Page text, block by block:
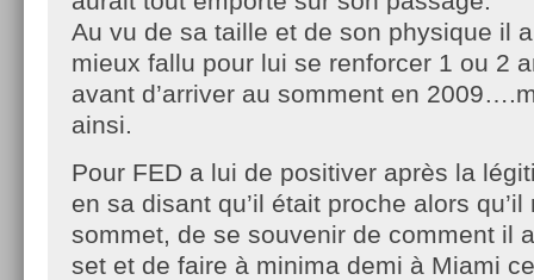
Au vu de sa taille et de son physique il
mieux fallu pour lui se renforcer 1 ou 2
avant d’arriver au somment en
ainsi.
Pour FED a lui de positiver après la
en sa disant qu’il était proche alors qu’il
sommet, de se souvenir de comment il
set et de faire à minima demi à Miami